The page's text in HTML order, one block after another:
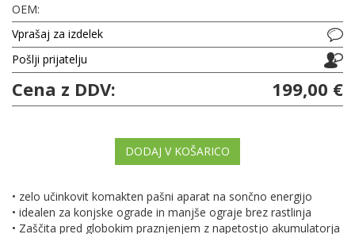
OEM:
Vprašaj za izdelek
Pošlji prijatelju
Cena z DDV: 199,00 €
DODAJ V KOŠARICO
• zelo učinkovit komakten pašni aparat na sončno energijo
• idealen za konjske ograde in manjše ograje brez rastlinja
• Zaščita pred globokim praznjenjem z napetostjo akumulatorja